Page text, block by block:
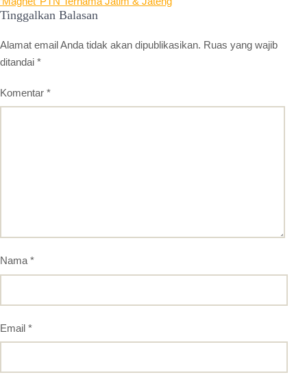
Tinggalkan Balasan
Alamat email Anda tidak akan dipublikasikan. Ruas yang wajib
ditandai *
Komentar *
Nama *
Email *